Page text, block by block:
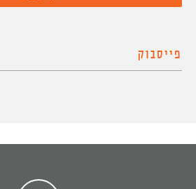
פייסבוק